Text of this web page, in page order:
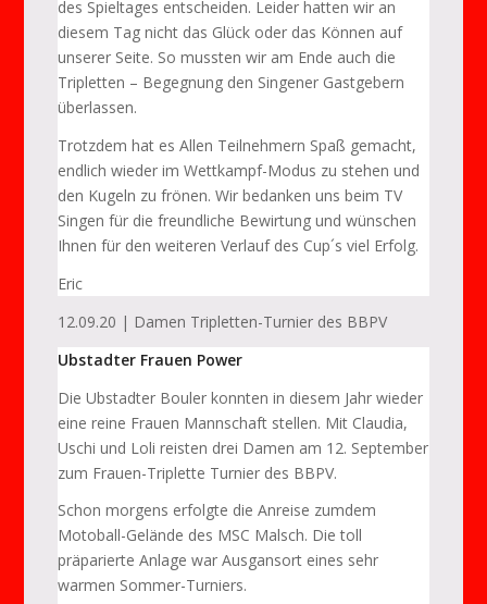
des Spieltages entscheiden. Leider hatten wir an
diesem Tag nicht das Glück oder das Können auf
unserer Seite. So mussten wir am Ende auch die
Tripletten – Begegnung den Singener Gastgebern
überlassen.
Trotzdem hat es Allen Teilnehmern Spaß gemacht,
endlich wieder im Wettkampf-Modus zu stehen und
den Kugeln zu frönen. Wir bedanken uns beim TV
Singen für die freundliche Bewirtung und wünschen
Ihnen für den weiteren Verlauf des Cup´s viel Erfolg.
Eric
12.09.20 | Damen Tripletten-Turnier des BBPV
Ubstadter Frauen Power
Die Ubstadter Bouler konnten in diesem Jahr wieder
eine reine Frauen Mannschaft stellen. Mit Claudia,
Uschi und Loli reisten drei Damen am 12. September
zum Frauen-Triplette Turnier des BBPV.
Schon morgens erfolgte die Anreise zumdem
Motoball-Gelände des MSC Malsch. Die toll
präparierte Anlage war Ausgansort eines sehr
warmen Sommer-Turniers.